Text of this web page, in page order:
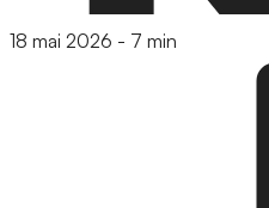
18 mai 2026 - 7 min